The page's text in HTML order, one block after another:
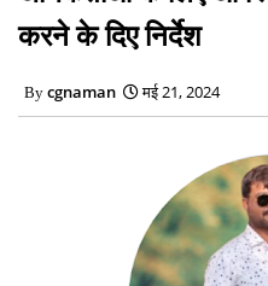
करने के दिए निर्देश
cgnaman मई 21, 2024